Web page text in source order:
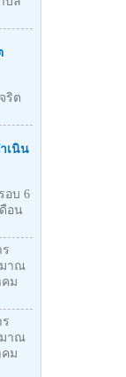
ริต
เนิน
อบ 6
อน
มาณ
คม
มาณ
คม